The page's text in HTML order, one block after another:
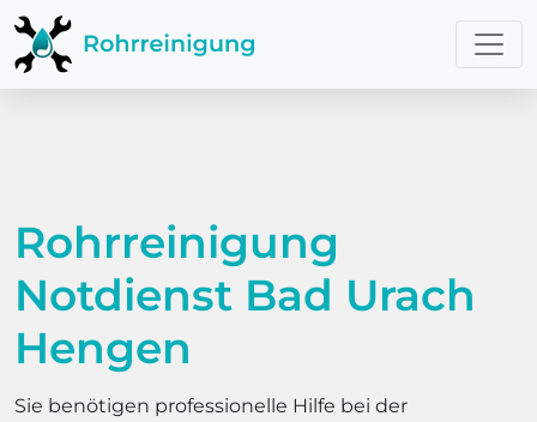
Rohrreinigung
Notdienst Bad Urach
Hengen
Sie benötigen professionelle Hilfe bei der